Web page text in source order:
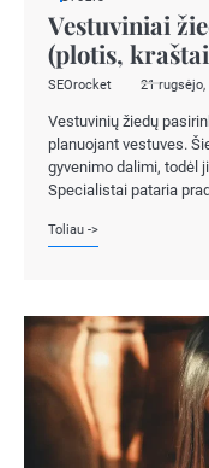
Vestuviniai
(plotis,
SEOrocket 21 rugsėjo,
Vestuvinių žiedų
planuojant vestuves.
gyvenimo dalimi, todėl
Specialistai pataria
Toliau ->